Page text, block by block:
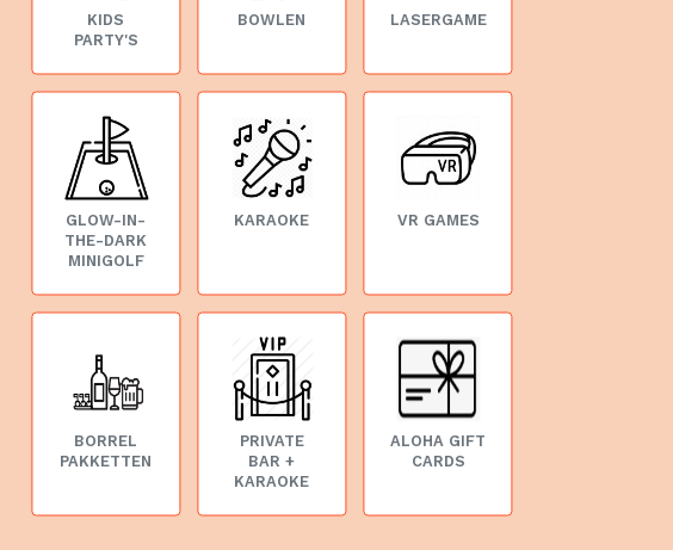
KIDS
PARTY'S
BOWLEN LASERGAME
GLOW-IN-
THE-DARK
MINIGOLF
KARAOKE VR GAMES
BORREL
PAKKETTEN
PRIVATE
BAR +
KARAOKE
ALOHA GIFT
CARDS